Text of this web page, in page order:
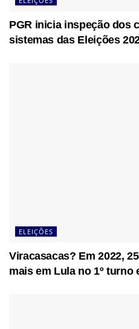
PGR inicia inspeção dos
sistemas das Eleições
ELEIÇÕES
Viracasacas? Em 2022,
mais em Lula no 1º turno